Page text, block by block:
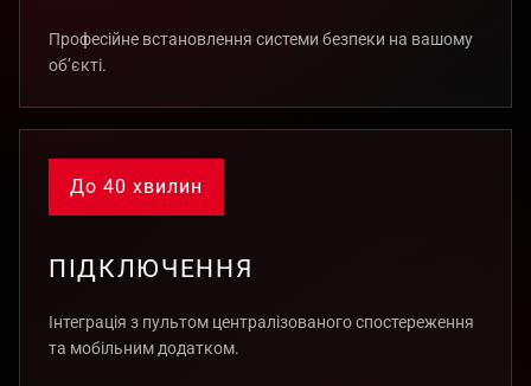
Професійне встановлення системи безпеки на вашому
об’єкті.
До 40 хвилин
ПІДКЛЮЧЕННЯ
Інтеграція з пультом централізованого спостереження
та мобільним додатком.